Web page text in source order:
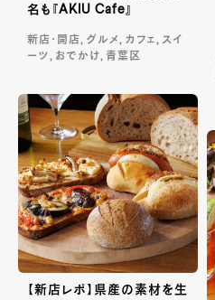
名も『AKIU Cafe』
新店・開店, グルメ, カフェ, スイ
ーツ, おでかけ, 青葉区
【新店レポ】県産の素材を生